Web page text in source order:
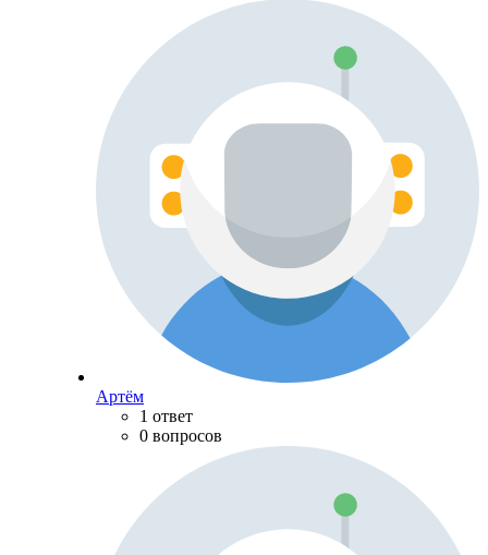
Артём
1 ответ
0 вопросов